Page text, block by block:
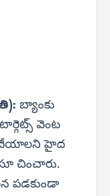
బ్యాంకు
వెంట
వేయాలని హైద
చించారు.
పడకుండా